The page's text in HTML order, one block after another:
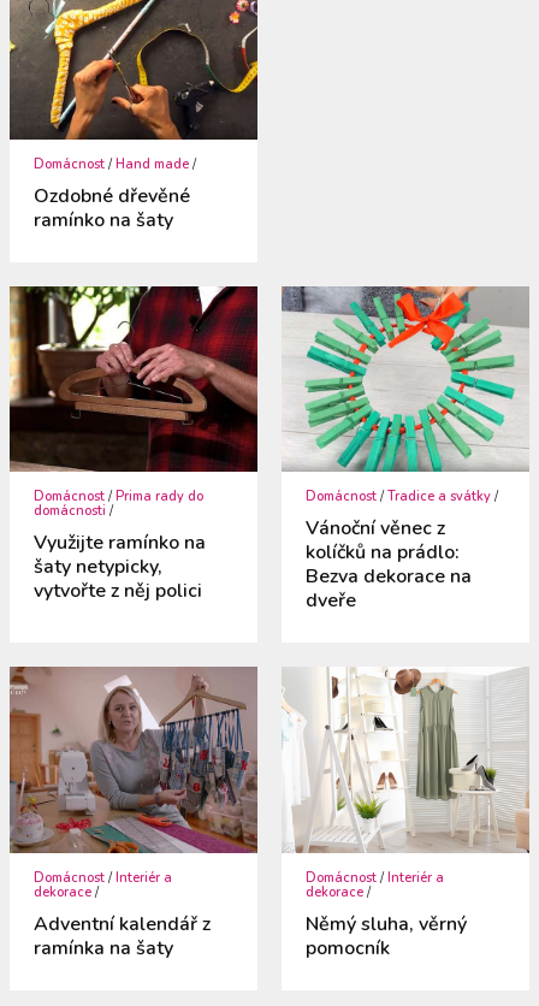
Domácnost / Hand made /
Ozdobné dřevěné
ramínko na šaty
Domácnost /Prima rady do
domácnosti /
Využijte ramínko na
šaty netypicky,
vytvořte z něj polici
Domácnost /Tradice a svátky /
Vánoční věnec z
kolíčků na prádlo:
Bezva dekorace na
dveře
Domácnost /Interiér a
dekorace /
Adventní kalendář z
ramínka na šaty
Domácnost /Interiér a
dekorace /
Němý sluha, věrný
pomocník